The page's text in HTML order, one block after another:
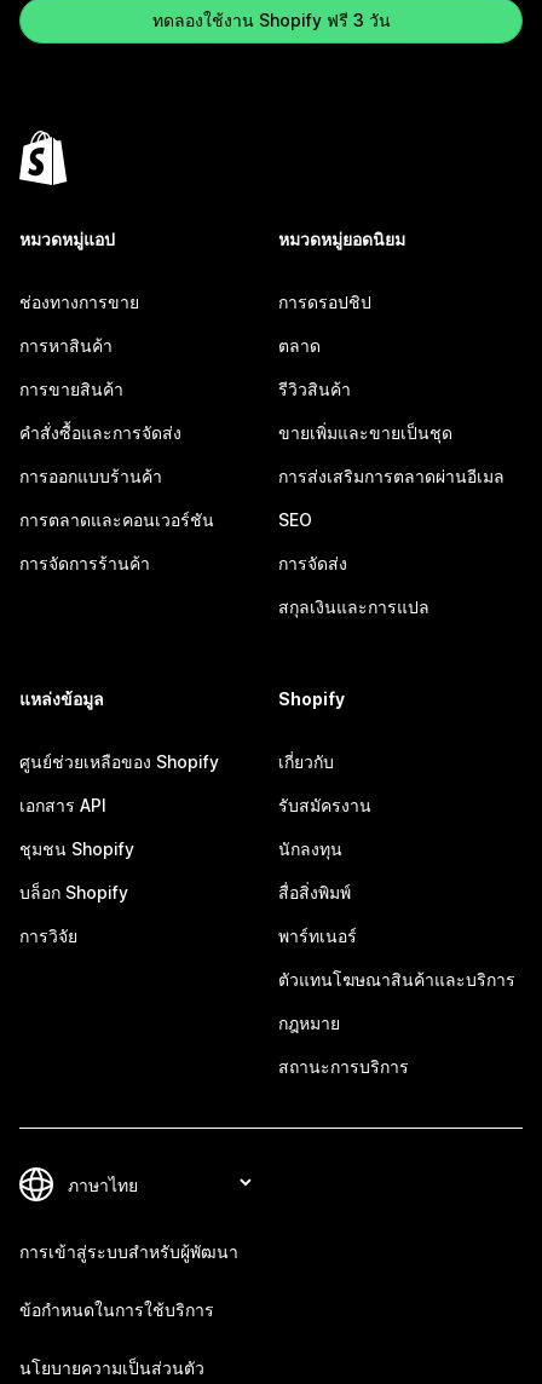
ทดลองใช้งาน Shopify ฟรี 3 วัน
หมวดหมู่แอป
ช่องทางการขาย
การหาสินค้า
การขายสินค้า
คำสั่งซื้อและการจัดส่ง
การออกแบบร้านค้า
การตลาดและคอนเวอร์ชัน
การจัดการร้านค้า
หมวดหมู่ยอดนิยม
การดรอปชิป
ตลาด
รีวิวสินค้า
ขายเพิ่มและขายเป็นชุด
การส่งเสริมการตลาดผ่านอีเมล
SEO
การจัดส่ง
สกุลเงินและการแปล
แหล่งข้อมูล
ศูนย์ช่วยเหลือของ Shopify
เอกสาร API
ชุมชน Shopify
บล็อก Shopify
การวิจัย
Shopify
เกี่ยวกับ
รับสมัครงาน
นักลงทุน
สื่อสิ่งพิมพ์
พาร์ทเนอร์
ตัวแทนโฆษณาสินค้าและบริการ
กฎหมาย
สถานะการบริการ
การเข้าสู่ระบบสำหรับผู้พัฒนา
ข้อกำหนดในการใช้บริการ
นโยบายความเป็นส่วนตัว